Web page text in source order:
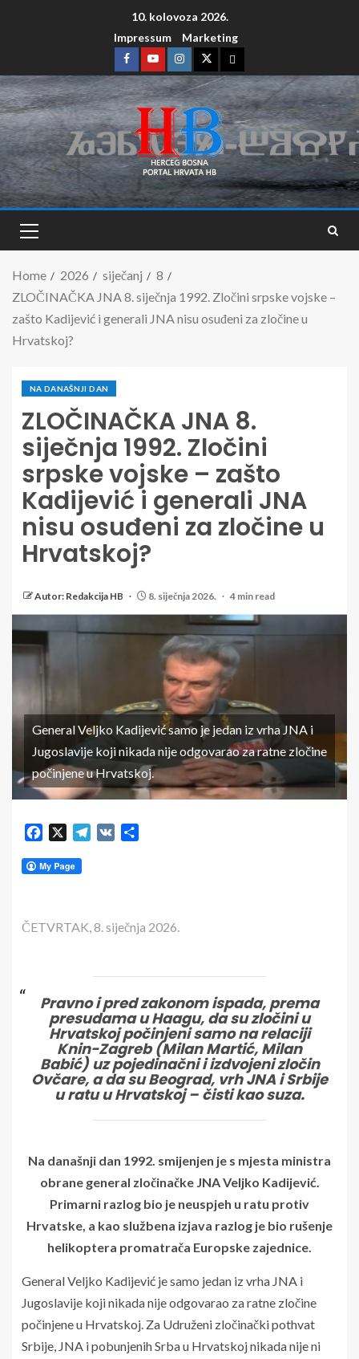
10. kolovoza 2026.
Impressum
Marketing
Home 2026 siječanj
8
ZLOČINAČKA JNA 8. siječnja 1992. Zločini srpske vojske –
zašto Kadijević i generali JNA nisu osuđeni za zločine u
Hrvatskoj?
NA DANAŠNJI DAN
ZLOČINAČKA JNA 8.
siječnja 1992. Zločini
srpske vojske – zašto
Kadijević i generali JNA
nisu osuđeni za zločine u
Hrvatskoj?
Autor: Redakcija HB 8. siječnja 2026. 4 min read
General Veljko Kadijević samo je jedan iz vrha JNA i
Jugoslavije koji nikada nije odgovarao za ratne zločine
počinjene u Hrvatskoj.
Facebook Telegram
VK
ČETVRTAK, 8. siječnja 2026.
Pravno i pred zakonom ispada, prema
presudama u Haagu, da su zločini u
Hrvatskoj počinjeni samo na relaciji
Knin-Zagreb (Milan Martić, Milan
Babić) uz pojedinačni i izdvojeni zločin
Ovčare, a da su Beograd, vrh JNA i Srbije
u ratu u Hrvatskoj – čisti kao suza.
Na današnji dan 1992. smijenjen je s mjesta ministra
obrane general zločinačke JNA Veljko Kadijević.
Primarni razlog bio je neuspjeh u ratu protiv
Hrvatske, a kao službena izjava razlog je bio rušenje
helikoptera promatrača Europske zajednice.
General Veljko Kadijević je samo jedan iz vrha JNA i
Jugoslavije koji nikada nije odgovarao za ratne zločine
počinjene u Hrvatskoj. Za Udruženi zločinački pothvat
Srbije, JNA i pobunjenih Srba u Hrvatskoj nikada nije ni